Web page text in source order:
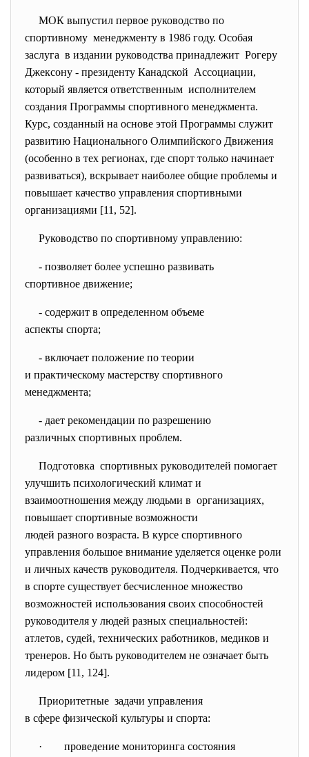
МОК выпустил первое руководство по
спортивному менеджменту в 1986 году. Особая
заслуга в издании руководства принадлежит Рогеру
Джексону - президенту Канадской Ассоциации,
который является ответственным исполнителем
создания Программы спортивного менеджмента.
Курс, созданный на основе этой Программы служит
развитию Национального Олимпийского Движения
(особенно в тех регионах, где спорт только начинает
развиваться), вскрывает наиболее общие проблемы и
повышает качество управления спортивными
организациями [11, 52].
Руководство по спортивному управлению:
- позволяет более успешно развивать
спортивное движение;
- содержит в определенном объеме
аспекты спорта;
- включает положение по теории
и практическому мастерству спортивного
менеджмента;
- дает рекомендации по разрешению
различных спортивных проблем.
Подготовка спортивных руководителей помогает
улучшить психологический климат и
взаимоотношения между людьми в организациях,
повышает спортивные возможности
людей разного возраста. В курсе спортивного
управления большое внимание уделяется оценке роли
и личных качеств руководителя. Подчеркивается, что
в спорте существует бесчисленное множество
возможностей использования своих способностей
руководителя у людей разных специальностей:
атлетов, судей, технических работников, медиков и
тренеров. Но быть руководителем не означает быть
лидером [11, 124].
Приоритетные задачи управления
в сфере физической культуры и спорта:
· проведение мониторинга состояния